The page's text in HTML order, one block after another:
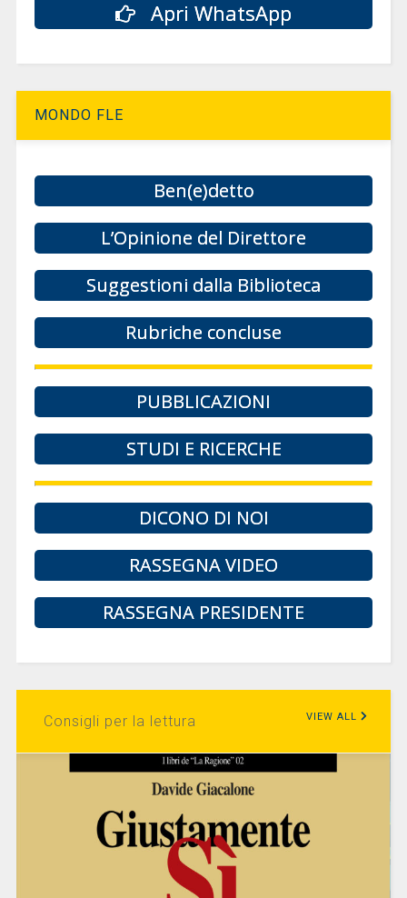
Apri WhatsApp
MONDO FLE
Ben(e)detto
L’Opinione del Direttore
Suggestioni dalla Biblioteca
Rubriche concluse
PUBBLICAZIONI
STUDI E RICERCHE
DICONO DI NOI
RASSEGNA VIDEO
RASSEGNA PRESIDENTE
Consigli per la lettura VIEW ALL